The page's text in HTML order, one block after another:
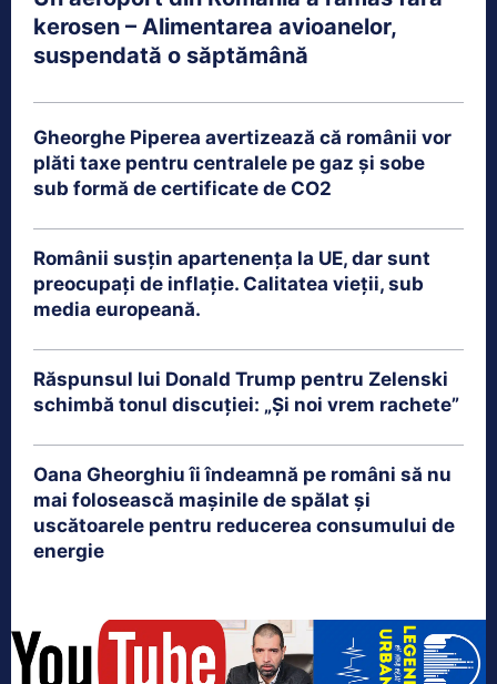
kerosen – Alimentarea avioanelor,
suspendată o săptămână
Gheorghe Piperea avertizează că românii vor
plăti taxe pentru centralele pe gaz și sobe
sub formă de certificate de CO2
Românii susțin apartenența la UE, dar sunt
preocupați de inflație. Calitatea vieții, sub
media europeană.
Răspunsul lui Donald Trump pentru Zelenski
schimbă tonul discuției: „Și noi vrem rachete”
Oana Gheorghiu îi îndeamnă pe români să nu
mai folosească mașinile de spălat și
uscătoarele pentru reducerea consumului de
energie